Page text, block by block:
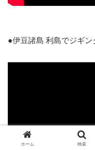
●伊豆諸島 利島でジギン
ホーム 検索